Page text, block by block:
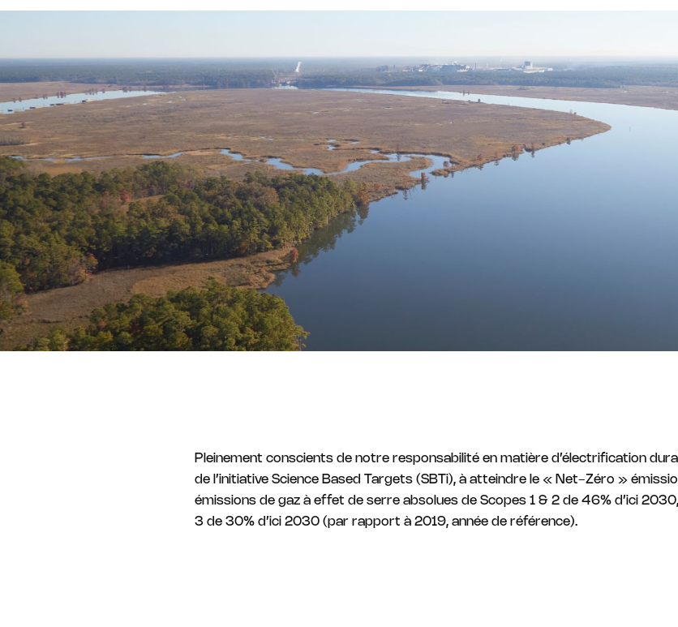
Pleinement conscients de notre responsabilité en matière d’électrification
de l’initiative Science Based Targets (SBTi), à atteindre le « Net-Zéro »
émissions de gaz à effet de serre absolues de Scopes 1 & 2 de 46% d’ici
3 de 30% d’ici 2030 (par rapport à 2019, année de référence).